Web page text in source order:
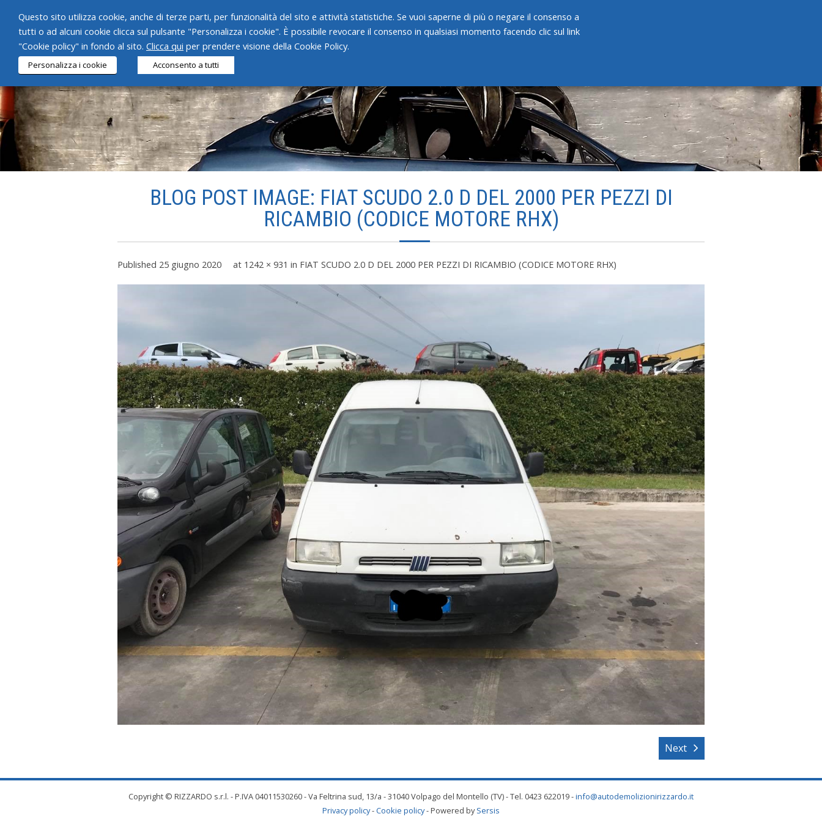
HOME CHI SIAMO SERVIZI PRODOTTI
BLOG POST IMAGE: FIAT SCUDO 2.0 D DEL 2000 PER PEZZI DI
RICAMBIO (CODICE MOTORE RHX)
Published 25 giugno 2020 at 1242 × 931 in FIAT SCUDO 2.0 D DEL 2000 PER PEZZI DI RICAMBIO (CODICE MOTORE RHX)
Next
Copyright © RIZZARDO s.r.l. - P.IVA 04011530260 - Va Feltrina sud, 13/a - 31040 Volpago del Montello (TV) - Tel. 0423 622019 -info@autodemolizionirizzardo.it
Privacy policy-Cookie policy- Powered bySersis
Questo sito utilizza cookie, anche di terze parti, per funzionalità del sito e attività statistiche. Se vuoi saperne di più o negare il consenso a
tutti o ad alcuni cookie clicca sul pulsante "Personalizza i cookie". È possibile revocare il consenso in qualsiasi momento facendo clic sul link
"Cookie policy" in fondo al sito. Clicca qui per prendere visione della Cookie Policy.
Personalizza i cookie Acconsento a tutti